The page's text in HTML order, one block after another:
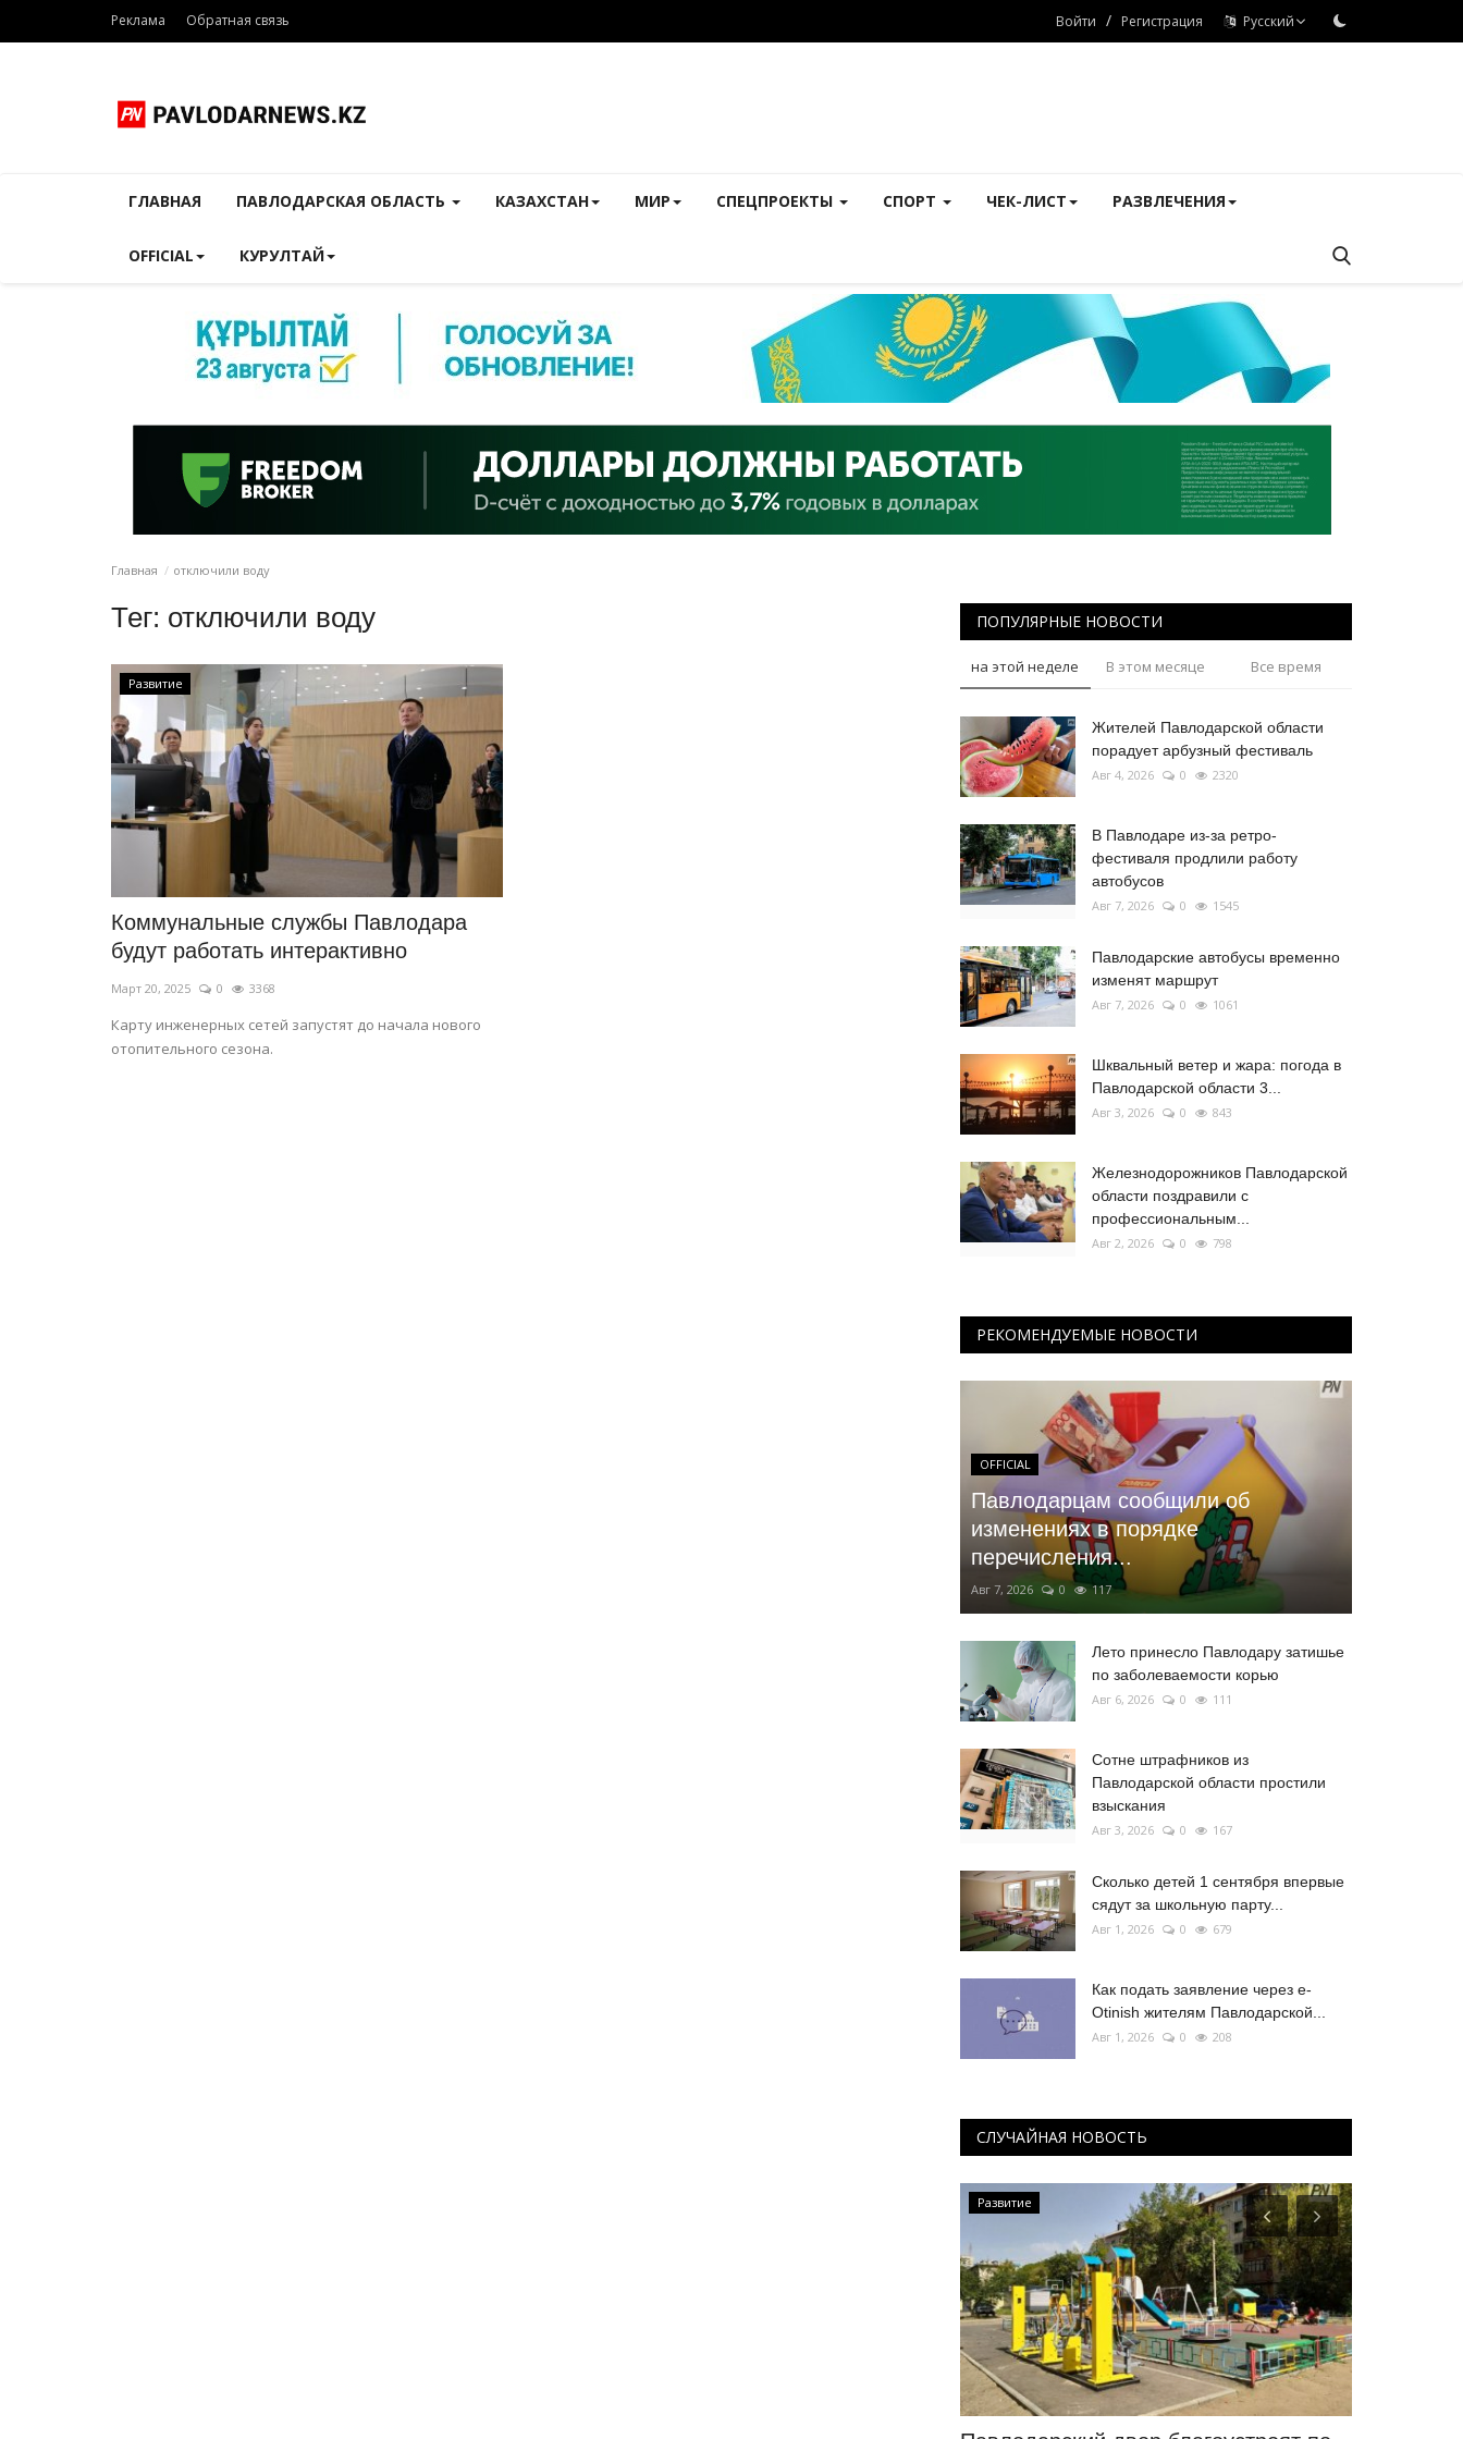
Реклама Обратная связь Войти / Регистрация Русский
ГЛАВНАЯ ПАВЛОДАРСКАЯ ОБЛАСТЬ КАЗАХСТАН МИР СПЕЦПРОЕКТЫ СПОРТ ЧЕК-ЛИСТ РАЗВЛЕЧЕНИЯ
OFFICIAL КУРУЛТАЙ
Главная отключили воду
Тег: отключили воду
Развитие
Коммунальные службы Павлодара
будут работать интерактивно
Март 20, 2025 0 3368
Карту инженерных сетей запустят до начала нового
отопительного сезона.
ПОПУЛЯРНЫЕ НОВОСТИ
на этой неделе В этом месяце Все время
Жителей Павлодарской области
порадует арбузный фестиваль
Авг 4, 2026 0 2320
В Павлодаре из-за ретро-
фестиваля продлили работу
автобусов
Авг 7, 2026 0 1545
Павлодарские автобусы временно
изменят маршрут
Авг 7, 2026 0 1061
Шквальный ветер и жара: погода в
Павлодарской области 3...
Авг 3, 2026 0 843
Железнодорожников Павлодарской
области поздравили с
профессиональным...
Авг 2, 2026 0 798
РЕКОМЕНДУЕМЫЕ НОВОСТИ
OFFICIAL
Павлодарцам сообщили об
изменениях в порядке
перечисления...
Авг 7, 2026 0 117
Лето принесло Павлодару затишье
по заболеваемости корью
Авг 6, 2026 0 111
Сотне штрафников из
Павлодарской области простили
взыскания
Авг 3, 2026 0 167
Сколько детей 1 сентября впервые
сядут за школьную парту...
Авг 1, 2026 0 679
Как подать заявление через e-
Otinish жителям Павлодарской...
Авг 1, 2026 0 208
СЛУЧАЙНАЯ НОВОСТЬ
Развитие